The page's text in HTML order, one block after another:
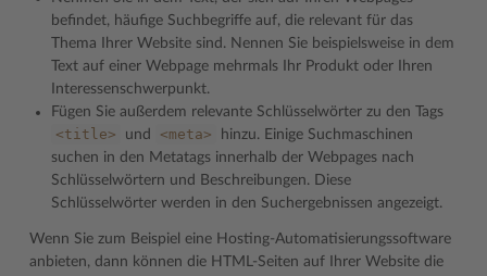
befindet, häufige Suchbegriffe auf, die relevant für das
Thema Ihrer Website sind. Nennen Sie beispielsweise in dem
Text auf einer Webpage mehrmals Ihr Produkt oder Ihren
Interessenschwerpunkt.
Fügen Sie außerdem relevante Schlüsselwörter zu den Tags
<title> und <meta>
hinzu. Einige Suchmaschinen
suchen in den Metatags innerhalb der Webpages nach
Schlüsselwörtern und Beschreibungen. Diese
Schlüsselwörter werden in den Suchergebnissen angezeigt.
Wenn Sie zum Beispiel eine Hosting-Automatisierungssoftware
anbieten, dann können die HTML-Seiten auf Ihrer Website die